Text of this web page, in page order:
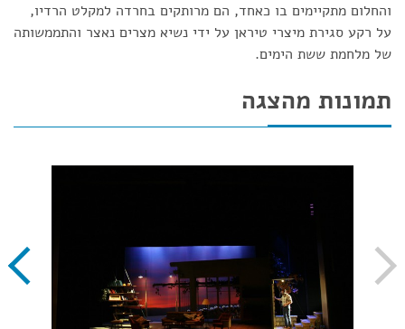
והחלום מתקיימים בו כאחד, הם מרותקים בחרדה למקלט הרדיו,
על רקע סגירת מיצרי טיראן על ידי נשיא מצרים נאצר והתממשותה
של מלחמת ששת הימים.
תמונות מהצגה